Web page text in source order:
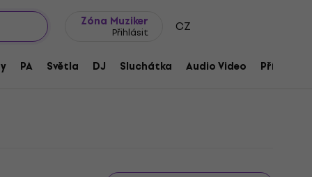
Zóna Muziker
Přihlásit CZ
PA Světla DJ Sluchátka Audio Video